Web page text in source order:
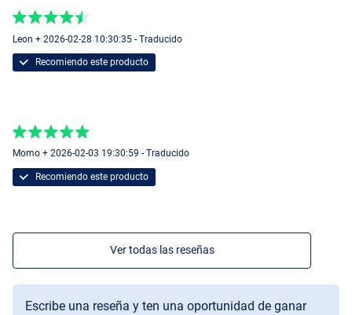
Leon + 2026-02-28 10:30:35 - Traducido
Recomiendo este producto
Momo + 2026-02-03 19:30:59 - Traducido
Recomiendo este producto
Ver todas las reseñas
Escribe una reseña y ten una oportunidad de ganar